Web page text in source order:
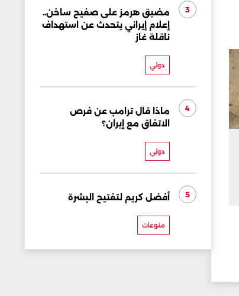
3
مضيق هرمز على صفيح ساخن..
إعلام إيراني يتحدث عن استهداف
ناقلة غاز
دولي
4
ماذا قال ترامب عن فرص
الاتفاق مع إيران؟
دولي
5 أفضل كريم لتفتيح البشرة
منوعات